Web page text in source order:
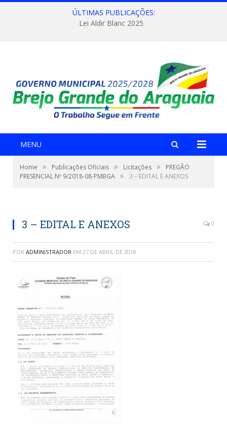
ÚLTIMAS PUBLICAÇÕES:
Lei Aldir Blanc 2025
MENU
Home » Publicações Oficiais » Licitações »
PREGÃO
PRESENCIAL Nº 9/2018-08-PMBGA » 3 – EDITAL E ANEXOS
3 – EDITAL E ANEXOS 0
POR ADMINISTRADOR EM 27 DE ABRIL DE 2018